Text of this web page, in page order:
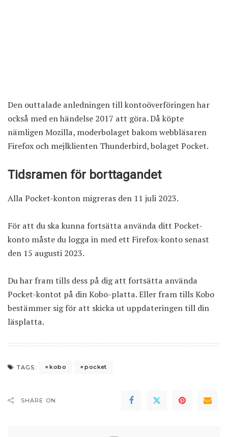
Den outtalade anledningen till kontoöverföringen har
också med en händelse 2017 att göra. Då köpte
nämligen Mozilla, moderbolaget bakom webbläsaren
Firefox och mejlklienten Thunderbird, bolaget Pocket.
Tidsramen för borttagandet
Alla Pocket-konton migreras den 11 juli 2023.
För att du ska kunna fortsätta använda ditt Pocket-
konto måste du logga in med ett Firefox-konto senast
den 15 augusti 2023.
Du har fram tills dess på dig att fortsätta använda
Pocket-kontot på din Kobo-platta. Eller fram tills Kobo
bestämmer sig för att skicka ut uppdateringen till din
läsplatta.
TAGS: kobo pocket
SHARE ON